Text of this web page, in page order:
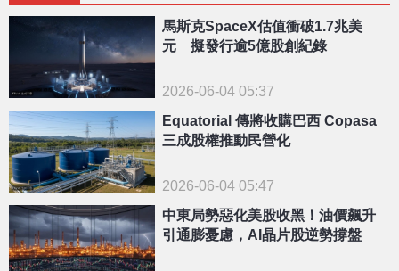
馬斯克SpaceX估值衝破1.7兆美
元 擬發行逾5億股創紀錄
2026-06-04 05:37
Equatorial 傳將收購巴西 Copasa
三成股權推動民營化
2026-06-04 05:47
中東局勢惡化美股收黑！油價飆升
引通膨憂慮，AI晶片股逆勢撐盤